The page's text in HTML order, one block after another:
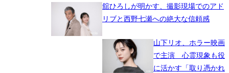
舘ひろしが明かす、撮影現場でのアド
リブと西野七瀬への絶大な信頼感
山下リオ、ホラー映画
で主演 心霊現象も役
に活かす「取り憑かれ